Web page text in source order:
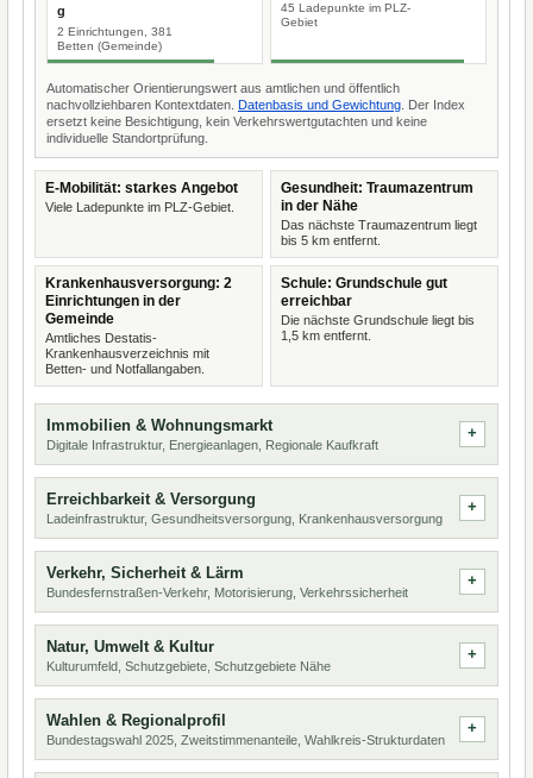
g
2 Einrichtungen, 381
Betten (Gemeinde)
45 Ladepunkte im PLZ-
Gebiet
Automatischer Orientierungswert aus amtlichen und öffentlich
nachvollziehbaren Kontextdaten. Datenbasis und Gewichtung . Der Index
ersetzt keine Besichtigung, kein Verkehrswertgutachten und keine
individuelle Standortprüfung.
E-Mobilität: starkes Angebot
Viele Ladepunkte im PLZ-Gebiet.
Gesundheit: Traumazentrum
in der Nähe
Das nächste Traumazentrum liegt
bis 5 km entfernt.
Krankenhausversorgung: 2
Einrichtungen in der
Gemeinde
Amtliches Destatis-
Krankenhausverzeichnis mit
Betten- und Notfallangaben.
Schule: Grundschule gut
erreichbar
Die nächste Grundschule liegt bis
1,5 km entfernt.
Immobilien & Wohnungsmarkt
Digitale Infrastruktur, Energieanlagen, Regionale Kaufkraft
Erreichbarkeit & Versorgung
Ladeinfrastruktur, Gesundheitsversorgung, Krankenhausversorgung
Verkehr, Sicherheit & Lärm
Bundesfernstraßen-Verkehr, Motorisierung, Verkehrssicherheit
Natur, Umwelt & Kultur
Kulturumfeld, Schutzgebiete, Schutzgebiete Nähe
Wahlen & Regionalprofil
Bundestagswahl 2025, Zweitstimmenanteile, Wahlkreis-Strukturdaten